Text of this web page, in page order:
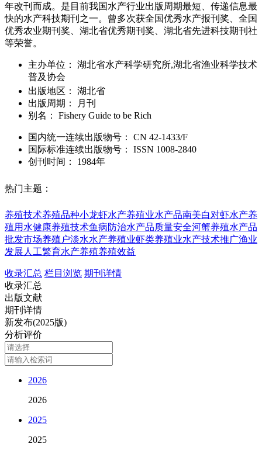
年改刊而成。是目前我国水产行业出版周期最短、传递信息最
快的水产科技期刊之一。曾多次获全国优秀水产报刊奖、全国
优秀农业期刊奖、湖北省优秀期刊奖、湖北省先进科技期刊社
等荣誉。
主办单位：
湖北省水产科学研究所,湖北省渔业科学技术
普及协会
出版地区：
湖北省
出版周期：
月刊
别名：
Fishery Guide to be Rich
国内统一连续出版物号： CN 42-1433/F
国际标准连续出版物号 ： ISSN 1008-2840
创刊时间：
1984年
热门主题：
养殖技术养殖品种小龙虾水产养殖业水产品南美白对虾水产养
殖用水健康养殖技术鱼病防治水产品质量安全河蟹养殖水产品
批发市场养殖户淡水水产养殖业虾类养殖业水产技术推广渔业
发展 人工繁育水产养殖养殖效益
收录汇总 栏目浏览 期刊详情
收录汇总
出版文献
期刊详情
新发布(2025版)
分析评价
2026
2026
2025
2025